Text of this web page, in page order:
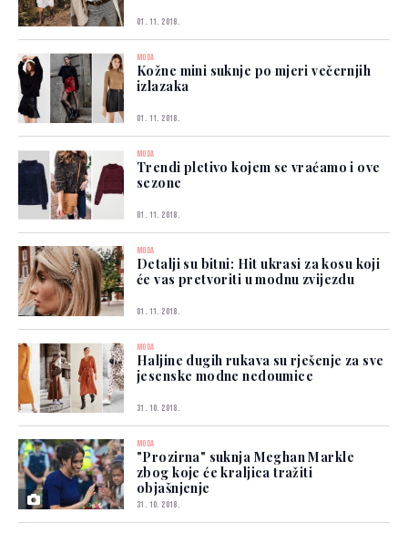
01. 11. 2018.
MODA
Kožne mini suknje po mjeri večernjih
izlazaka
01. 11. 2018.
MODA
Trendi pletivo kojem se vraćamo i ove
sezone
01. 11. 2018.
MODA
Detalji su bitni: Hit ukrasi za kosu koji
će vas pretvoriti u modnu zvijezdu
01. 11. 2018.
MODA
Haljine dugih rukava su rješenje za sve
jesenske modne nedoumice
31. 10. 2018.
MODA
"Prozirna" suknja Meghan Markle
zbog koje će kraljica tražiti
objašnjenje
31. 10. 2018.